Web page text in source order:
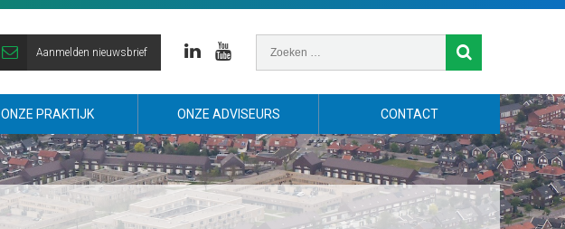
Aanmelden nieuwsbrief
ONZE PRAKTIJK ONZE ADVISEURS CONTACT